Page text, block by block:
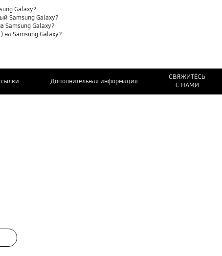
Galaxy?
Samsung Galaxy?
Samsung Galaxy?
на Samsung Galaxy?
Дополнительная информация
СВЯЖИТЕСЬ
С НАМИ